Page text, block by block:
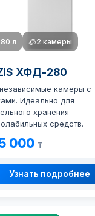
л 🧊2 камеры
ХФД-280
камеры с
Идеально для
хранения
средств.
000 ₸
Узнать подробнее